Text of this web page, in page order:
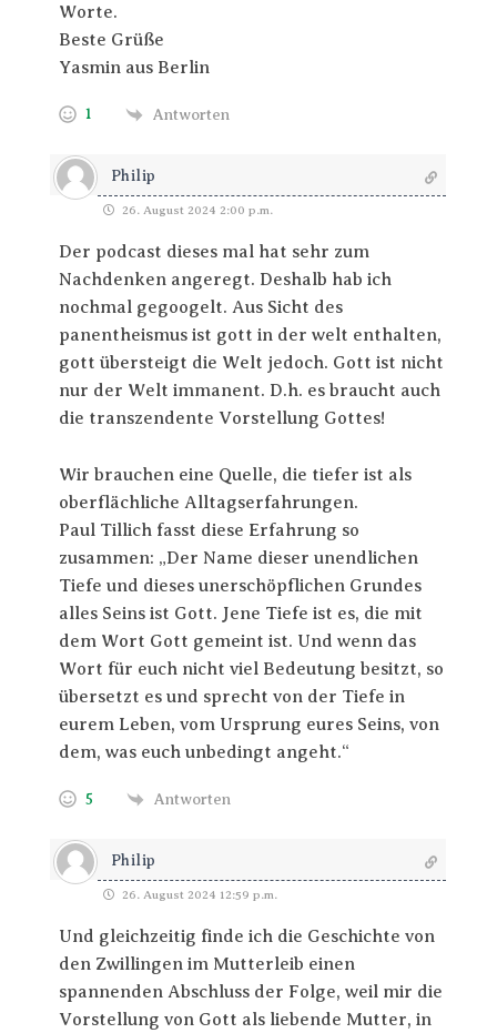
Worte.
Beste Grüße
Yasmin aus Berlin
1 Antworten
Philip
26. August 2024 2:00 p.m.
Der podcast dieses mal hat sehr zum
Nachdenken angeregt. Deshalb hab ich
nochmal gegoogelt. Aus Sicht des
panentheismus ist gott in der welt enthalten,
gott übersteigt die Welt jedoch. Gott ist nicht
nur der Welt immanent. D.h. es braucht auch
die transzendente Vorstellung Gottes!
Wir brauchen eine Quelle, die tiefer ist als
oberflächliche Alltagserfahrungen.
Paul Tillich fasst diese Erfahrung so
zusammen: „Der Name dieser unendlichen
Tiefe und dieses unerschöpflichen Grundes
alles Seins ist Gott. Jene Tiefe ist es, die mit
dem Wort Gott gemeint ist. Und wenn das
Wort für euch nicht viel Bedeutung besitzt, so
übersetzt es und sprecht von der Tiefe in
eurem Leben, vom Ursprung eures Seins, von
dem, was euch unbedingt angeht.“
5 Antworten
Philip
26. August 2024 12:59 p.m.
Und gleichzeitig finde ich die Geschichte von
den Zwillingen im Mutterleib einen
spannenden Abschluss der Folge, weil mir die
Vorstellung von Gott als liebende Mutter, in